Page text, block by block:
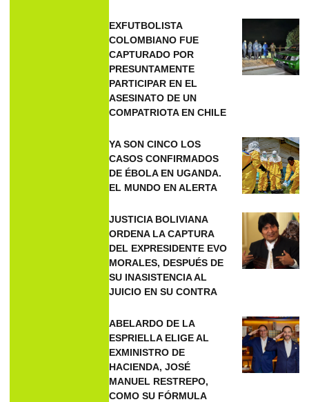
EXFUTBOLISTA
COLOMBIANO FUE
CAPTURADO POR
PRESUNTAMENTE
PARTICIPAR EN EL
ASESINATO DE UN
COMPATRIOTA EN CHILE
YA SON CINCO LOS
CASOS CONFIRMADOS
DE ÉBOLA EN UGANDA.
EL MUNDO EN ALERTA
JUSTICIA BOLIVIANA
ORDENA LA CAPTURA
DEL EXPRESIDENTE EVO
MORALES, DESPUÉS DE
SU INASISTENCIA AL
JUICIO EN SU CONTRA
ABELARDO DE LA
ESPRIELLA ELIGE AL
EXMINISTRO DE
HACIENDA, JOSÉ
MANUEL RESTREPO,
COMO SU FÓRMULA